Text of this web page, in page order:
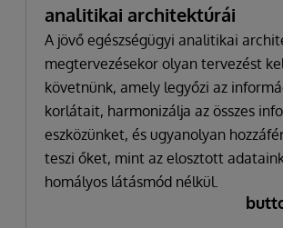
analitikai architektúrái
A jövő egészségügyi analitikai
megtervezésekor olyan tervezést
követnünk, amely legyőzi az
korlátait, harmonizálja az összes
eszközünket, és ugyanolyan
teszi őket, mint az elosztott
homályos látásmód nélkül.